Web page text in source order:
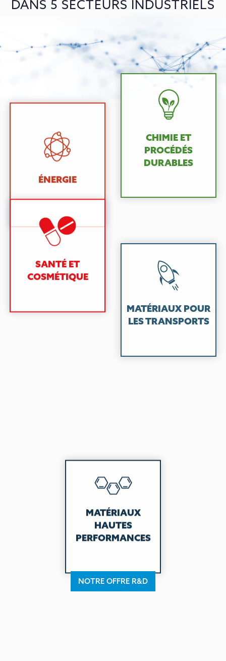
DANS 5 SECTEURS INDUSTRIELS
ÉNERGIE
CHIMIE ET
PROCÉDÉS
DURABLES
SANTÉ ET
COSMÉTIQUE
MATÉRIAUX POUR
LES TRANSPORTS
MATÉRIAUX
HAUTES
PERFORMANCES
NOTRE OFFRE R&D